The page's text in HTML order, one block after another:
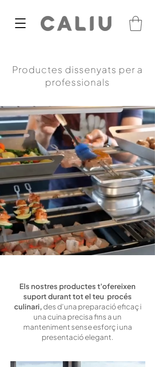
Productes dissenyats per a
professionals
Els nostres productes t'ofereixen
suport durant tot el teu procés
culinari, des d'una preparació eficaç i
una cuina precisa fins a un
manteniment sense esforç i una
presentació elegant.